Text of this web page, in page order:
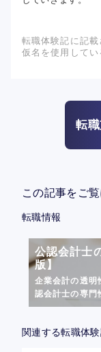
転職体験記に記
仮名を使用してい
転
この記事をご
転職情報
公認会計士
版】
企業会計の透明
認会計士の専門
関連する転職体